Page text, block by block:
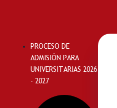
PROCESO DE
ADMISIÓN PARA
UNIVERSITARIAS 2026
- 2027